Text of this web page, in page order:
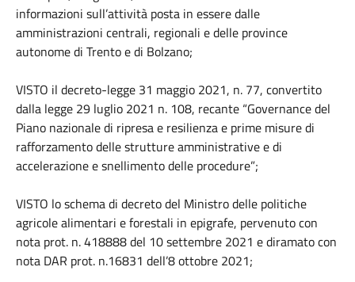
informazioni sull’attività posta in essere dalle
amministrazioni centrali, regionali e delle province
autonome di Trento e di Bolzano;
VISTO il decreto-legge 31 maggio 2021, n. 77, convertito
dalla legge 29 luglio 2021 n. 108, recante “Governance del
Piano nazionale di ripresa e resilienza e prime misure di
rafforzamento delle strutture amministrative e di
accelerazione e snellimento delle procedure”;
VISTO lo schema di decreto del Ministro delle politiche
agricole alimentari e forestali in epigrafe, pervenuto con
nota prot. n. 418888 del 10 settembre 2021 e diramato con
nota DAR prot. n.16831 dell’8 ottobre 2021;